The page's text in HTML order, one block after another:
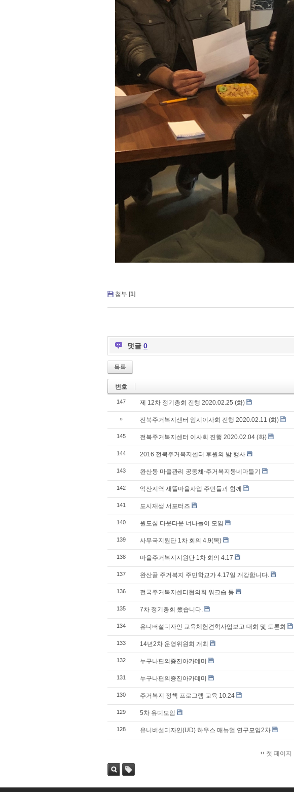
첨부 [1]
댓글 0
목록
번호
147 제 12차 정기총회 진행 2020.02.25 (화)
» 전북주거복지센터 임시이사회 진행 2020.02.11 (화)
145 전북주거복지센터 이사회 진행 2020.02.04 (화)
144 2016 전북주거복지센터 후원의 밤 행사
143 완산동 마을관리 공동체-주거복지동네마들기
142 익산지역 새뜰마을사업 주민들과 함께
141 도시재생 서포터즈
140 원도심 다운타운 너나들이 모임
139 사무국지원단 1차 회의 4.9(목)
138 마을주거복지지원단 1차 회의 4.17
137 완산골 주거복지 주민학교가 4.17일 개강합니다.
136 전국주거복지센터협의회 워크숍 등
135 7차 정기총회 했습니다.
134 유니버설디자인 교육체험견학사업보고 대회 및 토론회
133 14년2차 운영위원회 개최
132 누구나편의증진아카데미
131 누구나편의증진아카데미
130 주거복지 정책 프로그램 교육 10.24
129 5차 유디모임
128 유니버설디자인(UD) 하우스 매뉴얼 연구모임2차
첫 페이지